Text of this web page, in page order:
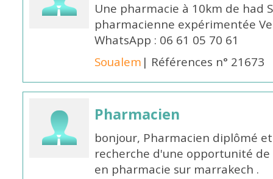
Une pharmacie à 10km de had
pharmacienne expérimentée
WhatsApp : 06 61 05 70 61
Soualem | Références n° 21673
Pharmacien
bonjour, Pharmacien diplômé
recherche d'une opportunité
en pharmacie sur marrakech .